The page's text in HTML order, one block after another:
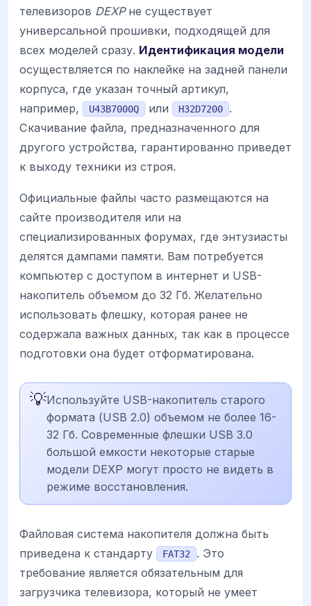
телевизоров DEXPне существует
универсальной прошивки, подходящей для
всех моделей сразу. Идентификация модели
осуществляется по наклейке на задней панели
корпуса, где указан точный артикул,
например,
U43B7000Q или H32D7200
.
Скачивание файла, предназначенного для
другого устройства, гарантированно приведет
к выходу техники из строя.
Официальные файлы часто размещаются на
сайте производителя или на
специализированных форумах, где энтузиасты
делятся дампами памяти. Вам потребуется
компьютер с доступом в интернет и USB-
накопитель объемом до 32 Гб. Желательно
использовать флешку, которая ранее не
содержала важных данных, так как в процессе
подготовки она будет отформатирована.
💡Используйте USB-накопитель старого
формата (USB 2.0) объемом не более 16-
32 Гб. Современные флешки USB 3.0
большой емкости некоторые старые
модели DEXP могут просто не видеть в
режиме восстановления.
Файловая система накопителя должна быть
приведена к стандарту
FAT32
. Это
требование является обязательным для
загрузчика телевизора, который не умеет